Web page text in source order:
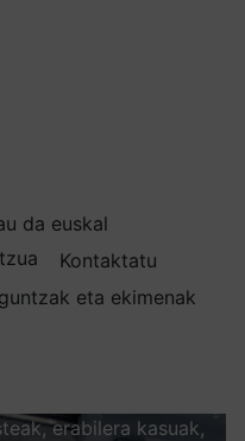
da euskal
Kontaktatu
eta ekimenak
erabilera kasuak,